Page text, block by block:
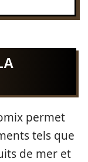
permet
tels que
de mer et